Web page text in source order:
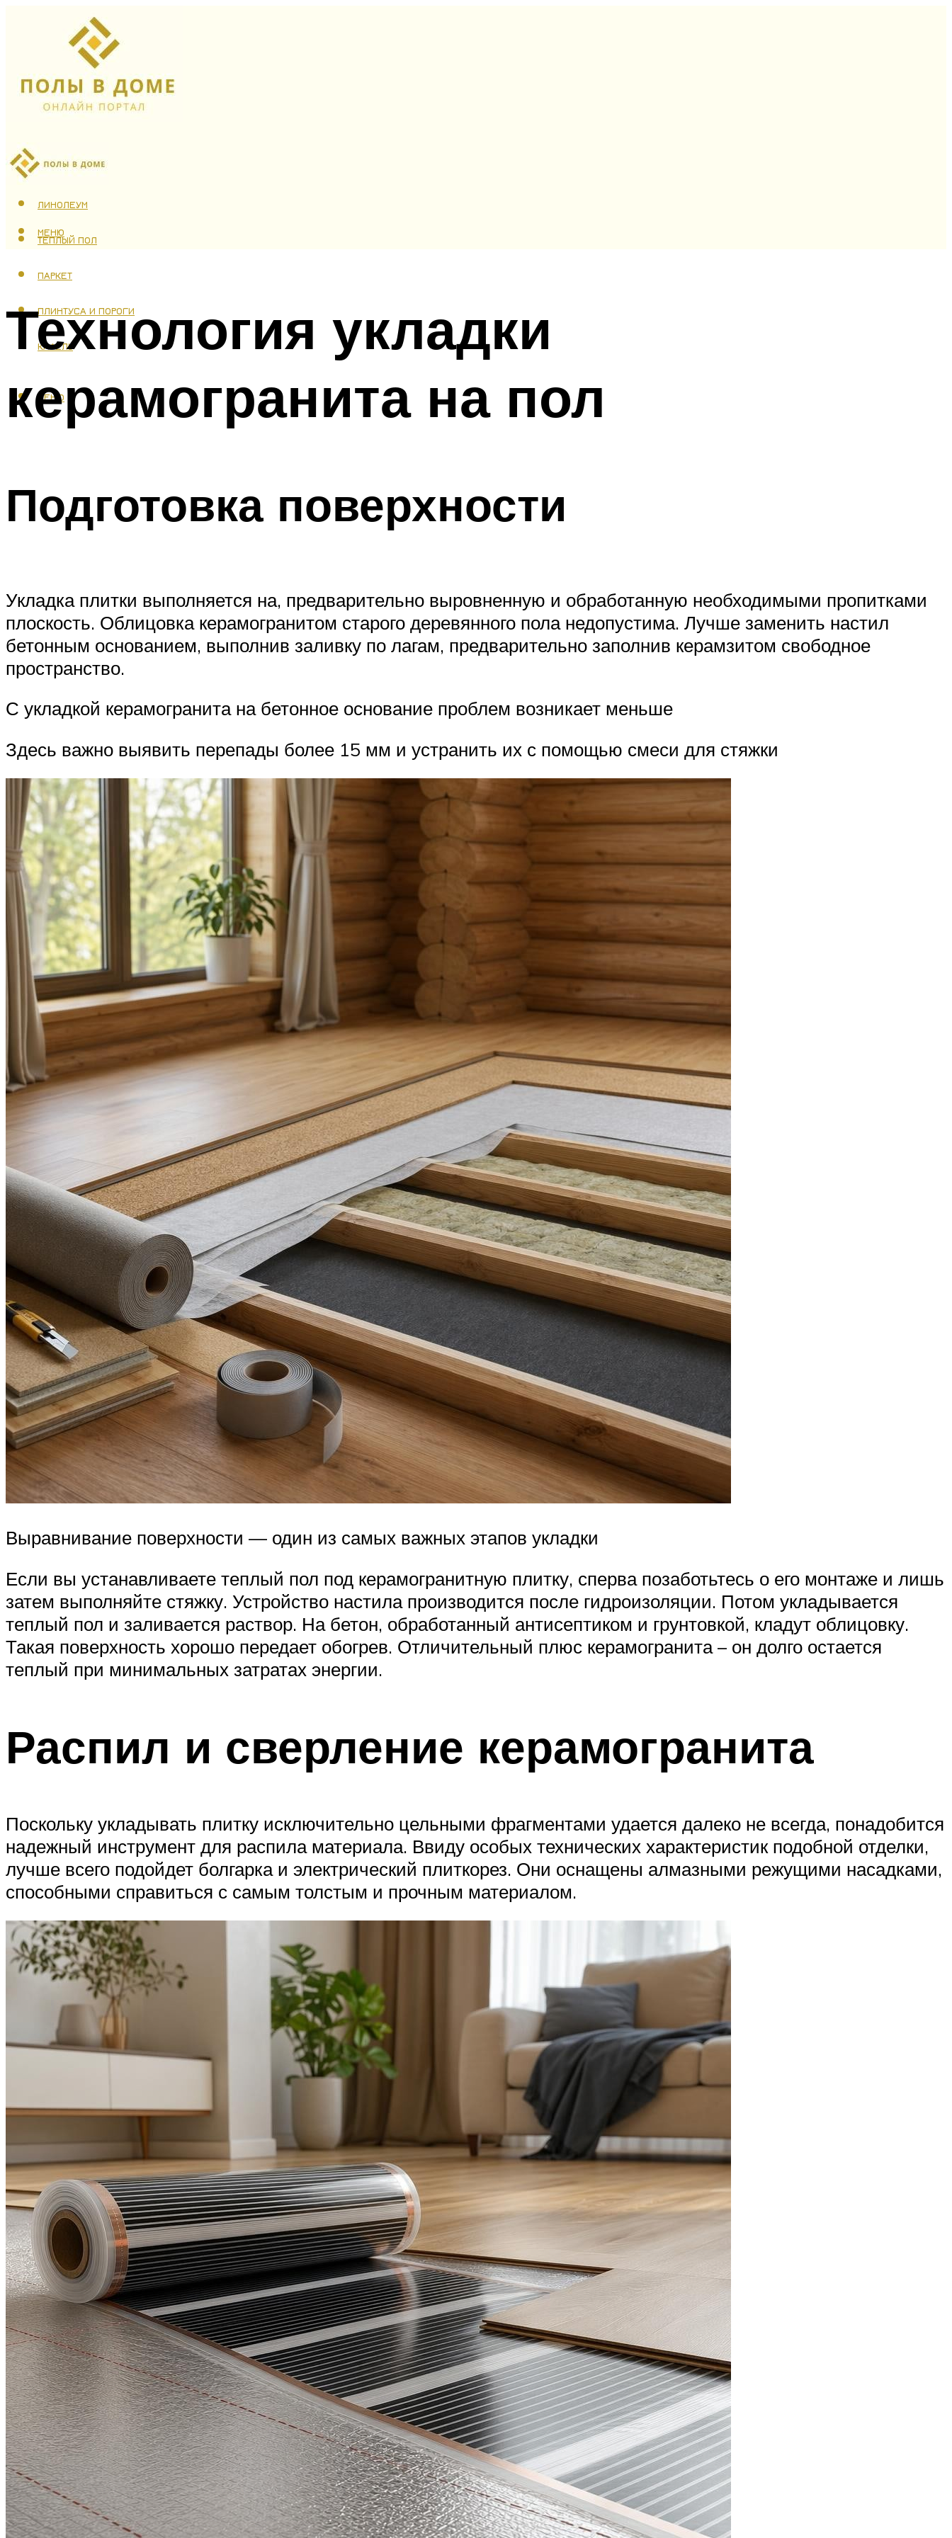
ЛАМИНАТ
ЛИНОЛЕУМ
ТЕПЛЫЙ ПОЛ
ПАРКЕТ
ПЛИНТУСА И ПОРОГИ
КАФЕЛЬ
МЕНЮ
МЕНЮ
Технология укладки
керамогранита на пол
Подготовка поверхности
Укладка плитки выполняется на, предварительно выровненную и обработанную необходимыми пропитками
плоскость. Облицовка керамогранитом старого деревянного пола недопустима. Лучше заменить настил
бетонным основанием, выполнив заливку по лагам, предварительно заполнив керамзитом свободное
пространство.
С укладкой керамогранита на бетонное основание проблем возникает меньше
Здесь важно выявить перепады более 15 мм и устранить их с помощью смеси для стяжки
Выравнивание поверхности — один из самых важных этапов укладки
Если вы устанавливаете теплый пол под керамогранитную плитку, сперва позаботьтесь о его монтаже и лишь
затем выполняйте стяжку. Устройство настила производится после гидроизоляции. Потом укладывается
теплый пол и заливается раствор. На бетон, обработанный антисептиком и грунтовкой, кладут облицовку.
Такая поверхность хорошо передает обогрев. Отличительный плюс керамогранита – он долго остается
теплый при минимальных затратах энергии.
Распил и сверление керамогранита
Поскольку укладывать плитку исключительно цельными фрагментами удается далеко не всегда, понадобится
надежный инструмент для распила материала. Ввиду особых технических характеристик подобной отделки,
лучше всего подойдет болгарка и электрический плиткорез. Они оснащены алмазными режущими насадками,
способными справиться с самым толстым и прочным материалом.